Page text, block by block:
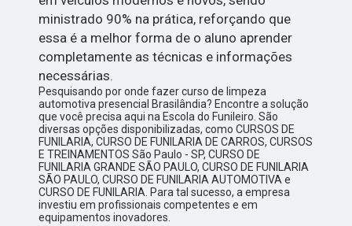
ministrado 90% na prática, reforçando que
essa é a melhor forma de o aluno aprender
completamente as técnicas e informações
necessárias.
Pesquisando por onde fazer curso de limpeza
automotiva presencial Brasilândia? Encontre a solução
que você precisa aqui na Escola do Funileiro. São
diversas opções disponibilizadas, como CURSOS DE
FUNILARIA, CURSO DE FUNILARIA DE CARROS, CURSOS
E TREINAMENTOS São Paulo - SP, CURSO DE
FUNILARIA GRANDE SÃO PAULO, CURSO DE FUNILARIA
SÃO PAULO, CURSO DE FUNILARIA AUTOMOTIVA e
CURSO DE FUNILARIA. Para tal sucesso, a empresa
investiu em profissionais competentes e em
equipamentos inovadores.